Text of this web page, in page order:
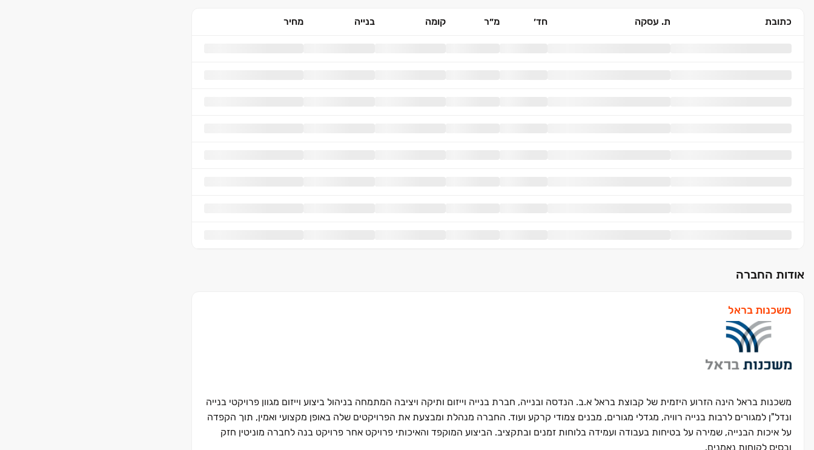
כתובת ת. עסקה חד׳ מ״ר קומה בנייה מחיר
אודות החברה
משכנות בראל
משכנות בראל הינה הזרוע היזמית של קבוצת בראל א.ב. הנדסה ובנייה, חברת בנייה וייזום ותיקה ויציבה המתמחה בניהול ביצוע וייזום מגוון פרויקטי בנייה
ונדל"ן למגורים לרבות בנייה רוויה, מגדלי מגורים, מבנים צמודי קרקע ועוד. החברה מנהלת ומבצעת את הפרויקטים שלה באופן מקצועי ואמין, תוך הקפדה
על איכות הבנייה, שמירה על בטיחות בעבודה ועמידה בלוחות זמנים ובתקציב. הביצוע המוקפד והאיכותי פרויקט אחר פרויקט בנה לחברה מוניטין חזק
ובסיס לקוחות נאמנים.